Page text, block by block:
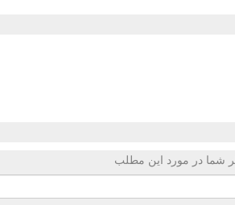
شما در مورد این مطلب